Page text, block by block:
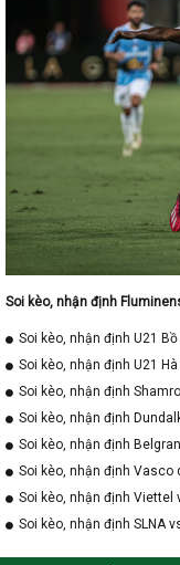
Soi kèo, nhận định
Soi kèo, nhận định U21
Soi kèo, nhận định U21
Soi kèo, nhận định
Soi kèo, nhận định
Soi kèo, nhận định
Soi kèo, nhận định Vasco
Soi kèo, nhận định
Soi kèo, nhận định SLNA